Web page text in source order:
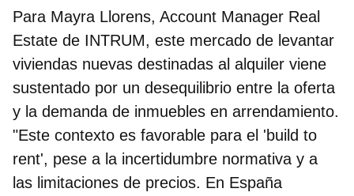
Para Mayra Llorens, Account Manager Real
Estate de INTRUM, este mercado de levantar
viviendas nuevas destinadas al alquiler viene
sustentado por un desequilibrio entre la oferta
y la demanda de inmuebles en arrendamiento.
"Este contexto es favorable para el 'build to
rent', pese a la incertidumbre normativa y a
las limitaciones de precios. En España